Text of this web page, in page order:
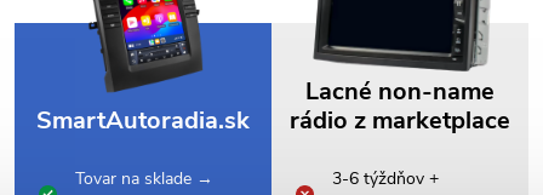
SmartAutoradia.sk
Lacné non-name
rádio z marketplace
Tovar na sklade →
3-6 týždňov +